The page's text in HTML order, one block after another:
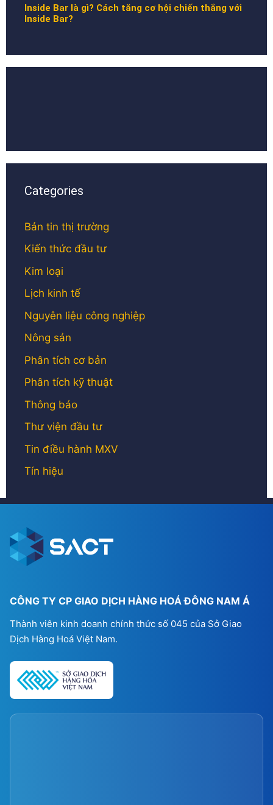
Inside Bar là gì? Cách tăng cơ hội chiến thắng với
Inside Bar?
Categories
Bản tin thị trường
Kiến thức đầu tư
Kim loại
Lịch kinh tế
Nguyên liệu công nghiệp
Nông sản
Phân tích cơ bản
Phân tích kỹ thuật
Thông báo
Thư viện đầu tư
Tin điều hành MXV
Tín hiệu
CÔNG TY CP GIAO DỊCH HÀNG HOÁ ĐÔNG NAM Á
Thành viên kinh doanh chính thức số 045 của Sở Giao
Dịch Hàng Hoá Việt Nam.